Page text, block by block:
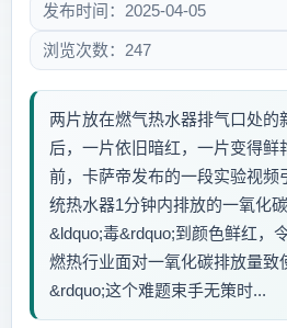
发布时间：2025-04-05
浏览次数：247
两片放在燃气热水器排气口处的
后，一片依旧暗红，一片变得鲜
前，卡萨帝发布的一段实验视频
统热水器1分钟内排放的一氧化
&ldquo;毒&rdquo;到颜色鲜红，
燃热行业面对一氧化碳排放量致
&rdquo;这个难题束手无策时...